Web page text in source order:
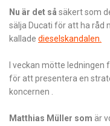
Nu är det så säkert som
sälja Ducati för att ha råd
kallade dieselskandalen.
I veckan mötte
för att presentera en
koncernen .
Matthias Müller som är